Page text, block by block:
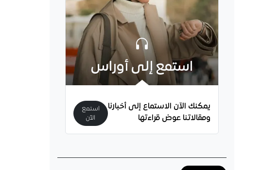
استمع إلى أوراس
يمكنك الآن الاستماع إلى أخبارنا
ومقالاتنا عوض قراءتها
استمع
الآن